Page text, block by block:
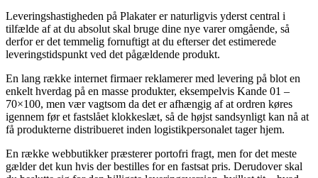
Leveringshastigheden på Plakater er naturligvis yderst central i
tilfælde af at du absolut skal bruge dine nye varer omgående, så
derfor er det temmelig fornuftigt at du efterser det estimerede
leveringstidspunkt ved det pågældende produkt.
En lang række internet firmaer reklamerer med levering på blot en
enkelt hverdag på en masse produkter, eksempelvis Kande 01 –
70×100, men vær vagtsom da det er afhængig af at ordren køres
igennem før et fastslået klokkeslæt, så de højst sandsynligt kan nå at
få produkterne distribueret inden logistikpersonalet tager hjem.
En række webbutikker præsterer portofri fragt, men for det meste
gælder det kun hvis der bestilles for en fastsat pris. Derudover skal